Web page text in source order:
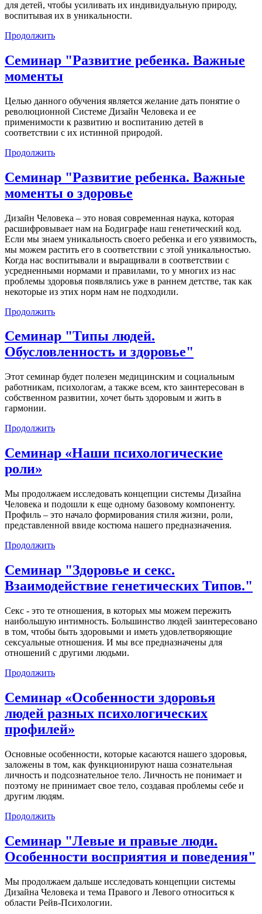
для детей, чтобы усиливать их индивидуальную природу,
воспитывая их в уникальности.
Продолжить
Семинар "Развитие ребенка. Важные
моменты
Целью данного обучения является желание дать понятие о
революционной Системе Дизайн Человека и ее
применимости к развитию и воспитанию детей в
соответствии с их истинной природой.
Продолжить
Семинар "Развитие ребенка. Важные
моменты о здоровье
Дизайн Человека – это новая современная наука, которая
расшифровывает нам на Бодиграфе наш генетический код.
Если мы знаем уникальность своего ребенка и его уязвимость,
мы можем растить его в соответствии с этой уникальностью.
Когда нас воспитывали и выращивали в соответствии с
усредненными нормами и правилами, то у многих из нас
проблемы здоровья появлялись уже в раннем детстве, так как
некоторые из этих норм нам не подходили.
Продолжить
Семинар "Типы людей.
Обусловленность и здоровье"
Этот семинар будет полезен медицинским и социальным
работникам, психологам, а также всем, кто заинтересован в
собственном развитии, хочет быть здоровым и жить в
гармонии.
Продолжить
Семинар «Наши психологические
роли»
Мы продолжаем исследовать концепции системы Дизайна
Человека и подошли к еще одному базовому компоненту.
Профиль – это начало формирования стиля жизни, роли,
представленной ввиде костюма нашего предназначения.
Продолжить
Семинар "Здоровье и секс.
Взаимодействие генетических Типов."
Секс - это те отношения, в которых мы можем пережить
наибольшую интимность. Большинство людей заинтересовано
в том, чтобы быть здоровыми и иметь удовлетворяющие
сексуальные отношения. И мы все предназначены для
отношений с другими людьми.
Продолжить
Семинар «Особенности здоровья
людей разных психологических
профилей»
Основные особенности, которые касаются нашего здоровья,
заложены в том, как функционируют наша сознательная
личность и подсознательное тело. Личность не понимает и
поэтому не принимает свое тело, создавая проблемы себе и
другим людям.
Продолжить
Семинар "Левые и правые люди.
Особенности восприятия и поведения"
Мы продолжаем дальше исследовать концепции системы
Дизайна Человека и тема Правого и Левого относиться к
области Рейв-Психологии.